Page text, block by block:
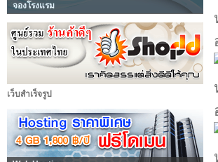
จองโรงแรม
เว็บสำเร็จรูป